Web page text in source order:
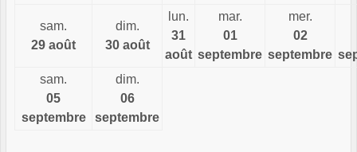
sam.
29 août
dim.
30 août
lun.
31
août
mar.
01
septembre
mer.
02
septembre
sam.
05
septembre
dim.
06
septembre